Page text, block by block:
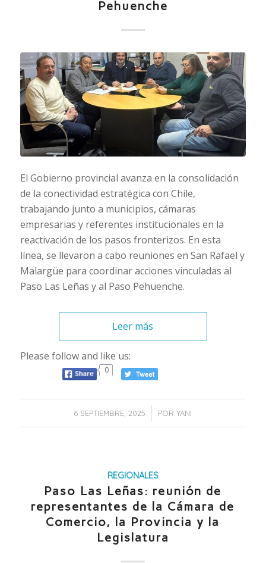
Pehuenche
El Gobierno provincial avanza en la consolidación
de la conectividad estratégica con Chile,
trabajando junto a municipios, cámaras
empresarias y referentes institucionales en la
reactivación de los pasos fronterizos. En esta
línea, se llevaron a cabo reuniones en San Rafael y
Malargüe para coordinar acciones vinculadas al
Paso Las Leñas y al Paso Pehuenche.
Leer más
Please follow and like us:
0
6 SEPTIEMBRE, 2025
/ PORYANI
REGIONALES
Paso Las Leñas: reunión de
representantes de la Cámara de
Comercio, la Provincia y la
Legislatura